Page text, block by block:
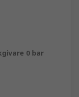
0 bar